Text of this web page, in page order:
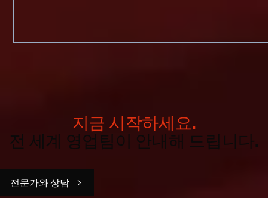
지금 시작하세요.
전 세계 영업팀이 안내해 드립니다.
전문가와 상담